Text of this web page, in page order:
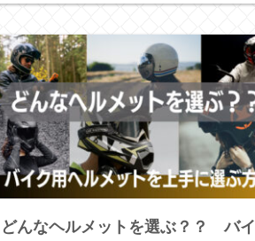
どんなヘルメットを選ぶ？？ バイ